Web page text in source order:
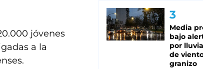
jóvenes
a la
Media
bajo
por
de
granizo